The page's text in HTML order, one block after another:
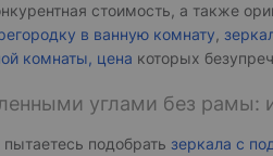
стоимость, а также
в ванную комнату,
комнаты, цена которых
углами без рамы:
подобрать зеркала с